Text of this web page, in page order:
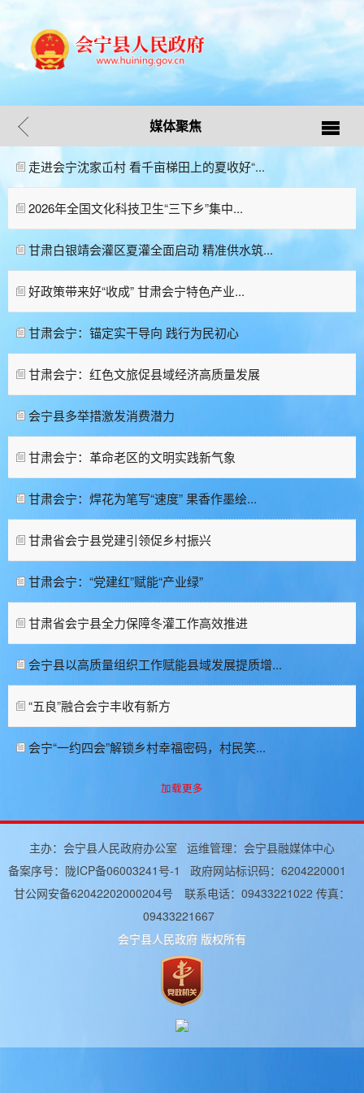
媒体聚焦
走进会宁沈家屲村 看千亩梯田上的夏收好“...
2026年全国文化科技卫生“三下乡”集中...
甘肃白银靖会灌区夏灌全面启动 精准供水筑...
好政策带来好“收成” 甘肃会宁特色产业...
甘肃会宁：锚定实干导向 践行为民初心
甘肃会宁：红色文旅促县域经济高质量发展
会宁县多举措激发消费潜力
甘肃会宁：革命老区的文明实践新气象
甘肃会宁：焊花为笔写“速度” 果香作墨绘...
甘肃省会宁县党建引领促乡村振兴
甘肃会宁：“党建红”赋能“产业绿”
甘肃省会宁县全力保障冬灌工作高效推进
会宁县以高质量组织工作赋能县域发展提质增...
“五良”融合会宁丰收有新方
会宁“一约四会”解锁乡村幸福密码，村民笑...
加载更多
主办：会宁县人民政府办公室 运维管理：会宁县融媒体中心
备案序号： 陇ICP备06003241号-1
政府网站标识码：6204220001
甘公网安备62042202000204号 联系电话：09433221022 传真：
09433221667
会宁县人民政府 版权所有